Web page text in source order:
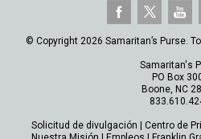
© Copyright 2026 Samaritan’s Purse.
Samaritan's
PO Box
Boone, NC
Solicitud de divulgación Centro de